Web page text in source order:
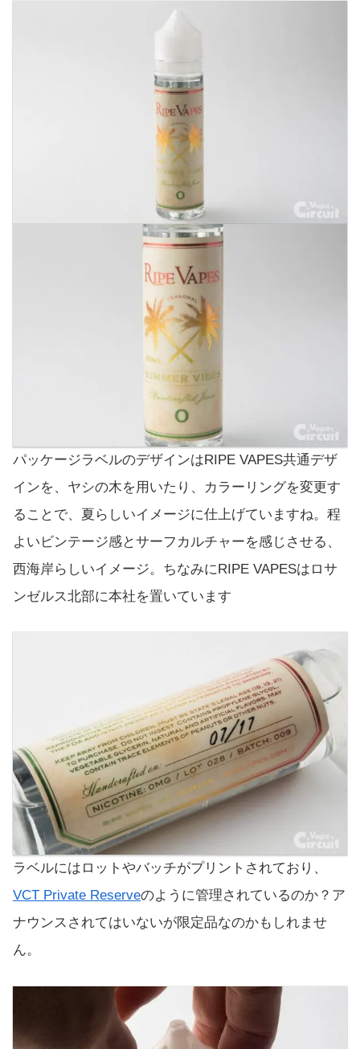
パッケージラベルのデザインはRIPE VAPES共通デザ
インを、ヤシの木を用いたり、カラーリングを変更す
ることで、夏らしいイメージに仕上げていますね。程
よいビンテージ感とサーフカルチャーを感じさせる、
西海岸らしいイメージ。ちなみにRIPE VAPESはロサ
ンゼルス北部に本社を置いています
ラベルにはロットやバッチがプリントされており、
VCT Private Reserveのように管理されているのか？ア
ナウンスされてはいないが限定品なのかもしれませ
ん。